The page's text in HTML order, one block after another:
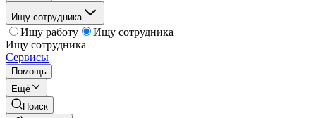
Ищу сотрудника
Ищу работу
Ищу сотрудника
Ищу сотрудника
Сервисы
Помощь
Ещё
Поиск